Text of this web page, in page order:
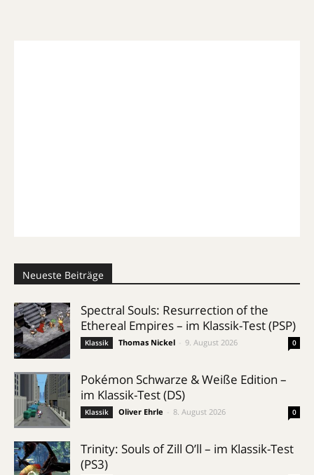
Neueste Beiträge
Spectral Souls: Resurrection of the
Ethereal Empires – im Klassik-Test (PSP)
Klassik Thomas Nickel 9. August 2026 0
Pokémon Schwarze & Weiße Edition –
im Klassik-Test (DS)
Klassik Oliver Ehrle 8. August 2026 0
Trinity: Souls of Zill O’ll – im Klassik-Test
(PS3)